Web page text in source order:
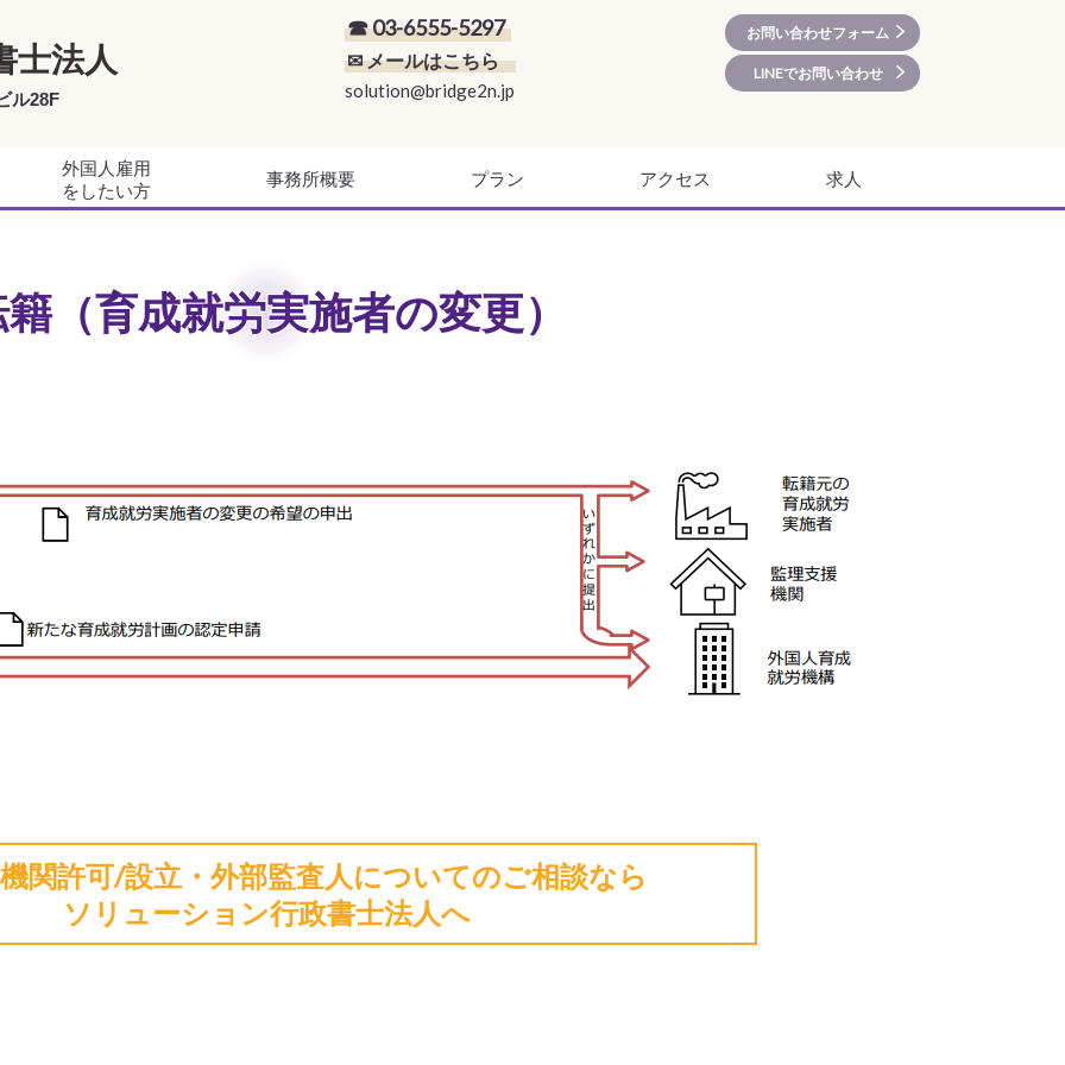
士法人
ル28F
☎ 03-6555-5297
✉ メールはこちら
solution@bridge2n.jp
お問い合わせフォーム
LINEでお問い合わせ
外国人雇用
をしたい方
事務所概要 プラン アクセス 求人
（育成就労実施者の変更）
関許可/設立・外部監査人についてのご相談なら
ソリューション行政書士法人へ